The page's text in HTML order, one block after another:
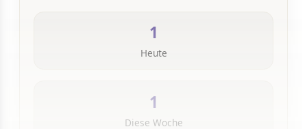
1
Heute
1
Diese Woche